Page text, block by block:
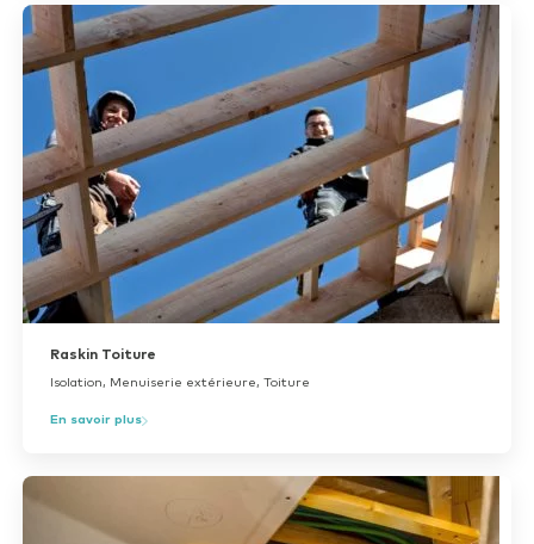
Raskin Toiture
Isolation, Menuiserie extérieure, Toiture
En savoir plus